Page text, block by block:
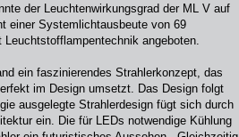
der Leuchtenwirkungsgrad der ML V auf
einer Systemlichtausbeute von 69
angeboten.
ein faszinierendes Strahlerkonzept, das
im Design umsetzt. Das Design folgt
ausgelegte Strahlerdesign fügt sich durch
ein. Die für LEDs notwendige Kühlung